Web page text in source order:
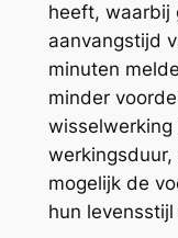
heeft, waarbij
aanvangstijd
minuten
minder
wisselwerking
mogelijk de
hun